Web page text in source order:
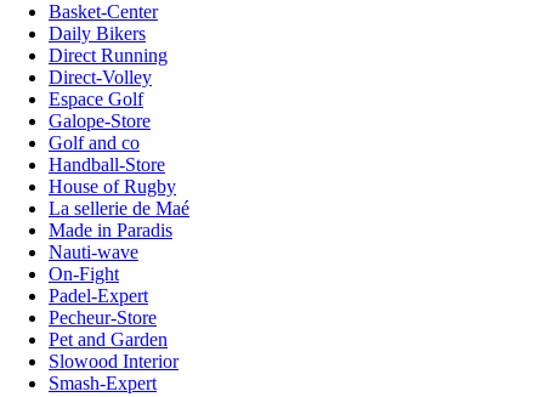
Basket-Center
Daily Bikers
Direct Running
Direct-Volley
Espace Golf
Galope-Store
Golf and co
Handball-Store
House of Rugby
La sellerie de Maé
Made in Paradis
Nauti-wave
On-Fight
Padel-Expert
Pecheur-Store
Pet and Garden
Slowood Interior
Smash-Expert